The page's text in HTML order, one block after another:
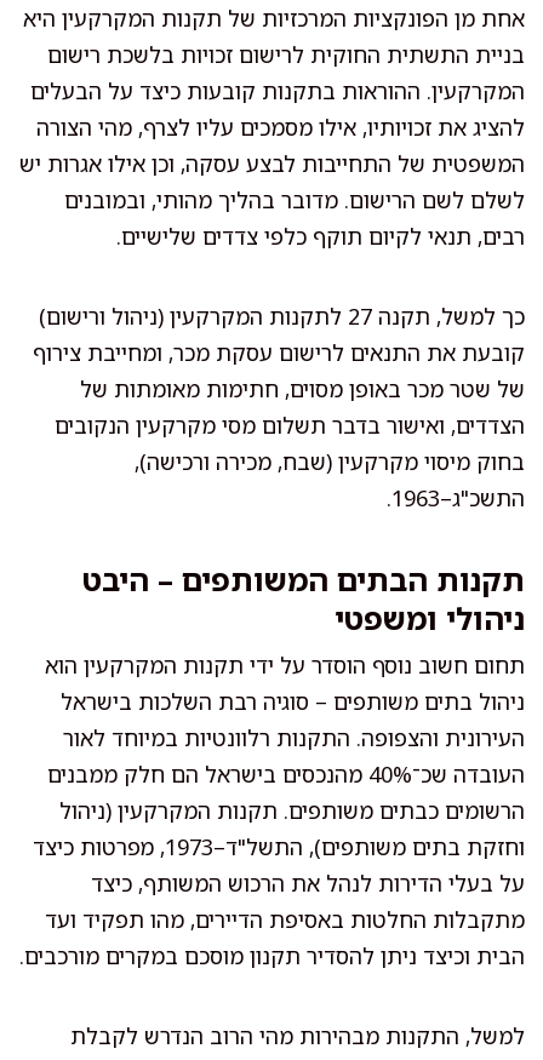
אחת מן הפונקציות המרכזיות של תקנות המקרקעין היא
בניית התשתית החוקית לרישום זכויות בלשכת רישום
המקרקעין. ההוראות בתקנות קובעות כיצד על הבעלים
להציג את זכויותיו, אילו מסמכים עליו לצרף, מהי הצורה
המשפטית של התחייבות לבצע עסקה, וכן אילו אגרות יש
לשלם לשם הרישום. מדובר בהליך מהותי, ובמובנים
רבים, תנאי לקיום תוקף כלפי צדדים שלישיים.
כך למשל, תקנה 27 לתקנות המקרקעין (ניהול ורישום)
קובעת את התנאים לרישום עסקת מכר, ומחייבת צירוף
של שטר מכר באופן מסוים, חתימות מאומתות של
הצדדים, ואישור בדבר תשלום מסי מקרקעין הנקובים
בחוק מיסוי מקרקעין (שבח, מכירה ורכישה),
התשכ"ג–1963.
תקנות הבתים המשותפים – היבט
ניהולי ומשפטי
תחום חשוב נוסף הוסדר על ידי תקנות המקרקעין הוא
ניהול בתים משותפים – סוגיה רבת השלכות בישראל
העירונית והצפופה. התקנות רלוונטיות במיוחד לאור
העובדה שכ־40% מהנכסים בישראל הם חלק ממבנים
הרשומים כבתים משותפים. תקנות המקרקעין (ניהול
וחזקת בתים משותפים), התשל"ד–1973, מפרטות כיצד
על בעלי הדירות לנהל את הרכוש המשותף, כיצד
מתקבלות החלטות באסיפת הדיירים, מהו תפקיד ועד
הבית וכיצד ניתן להסדיר תקנון מוסכם במקרים מורכבים.
למשל, התקנות מבהירות מהי הרוב הנדרש לקבלת